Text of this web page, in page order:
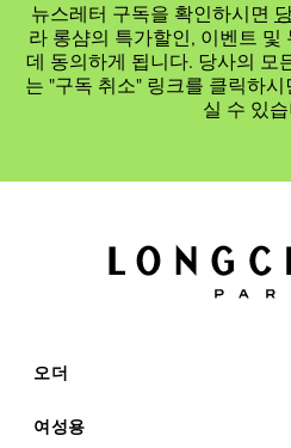
뉴스레터 구독을 확인하시면
라 롱샴의 특가할인, 이벤트 및
데 동의하게 됩니다. 당사의 모
는 "구독 취소" 링크를 클릭하
실 수 있
오더
여성용